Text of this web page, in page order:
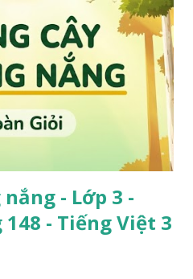
- Lớp 3 -
- Tiếng Việt 3